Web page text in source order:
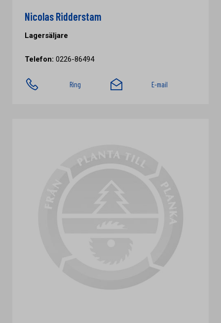
Nicolas Ridderstam
Lagersäljare
Telefon: 0226-86494
Ring E-mail